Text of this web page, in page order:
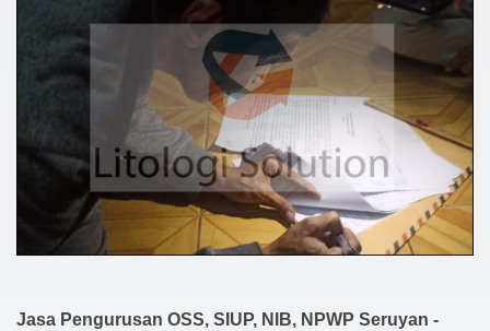
Jasa Pengurusan OSS, SIUP, NIB, NPWP Seruyan -